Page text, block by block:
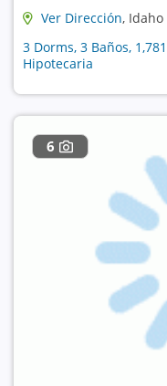
Ver Dirección, Idaho
3 Dorms, 3 Baños,
Hipotecaria
6